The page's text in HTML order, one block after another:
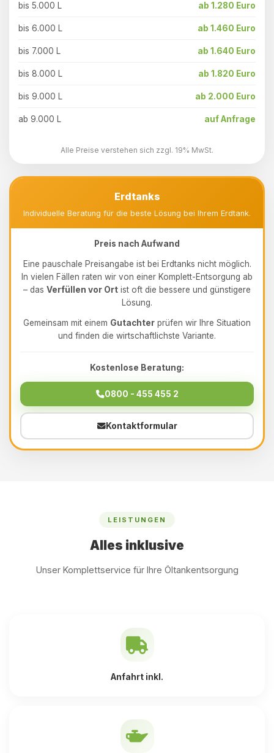
bis 5.000 L ab 1.280 Euro
bis 6.000 L ab 1.460 Euro
bis 7.000 L ab 1.640 Euro
bis 8.000 L ab 1.820 Euro
bis 9.000 L ab 2.000 Euro
ab 9.000 L auf Anfrage
Alle Preise verstehen sich zzgl. 19% MwSt.
Erdtanks
Individuelle Beratung für die beste Lösung bei Ihrem Erdtank.
Preis nach Aufwand
Eine pauschale Preisangabe ist bei Erdtanks nicht möglich.
In vielen Fällen raten wir von einer Komplett-Entsorgung ab
– das Verfüllen vor Ort ist oft die bessere und günstigere
Lösung.
Gemeinsam mit einem Gutachter prüfen wir Ihre Situation
und finden die wirtschaftlichste Variante.
Kostenlose Beratung:
0800 - 455 455 2
Kontaktformular
LEISTUNGEN
Alles inklusive
Unser Komplettservice für Ihre Öltankentsorgung
Anfahrt inkl.